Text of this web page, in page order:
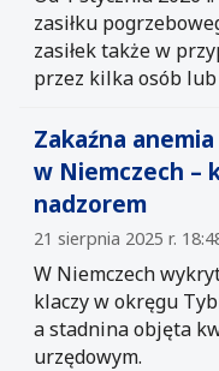
zasiłku
zasiłek także w
przez kilka osób
Zakaźna
w Niemczech –
nadzorem
21 sierpnia 2025 r.
W Niemczech
klaczy w okręgu
a stadnina objęta
urzędowym.